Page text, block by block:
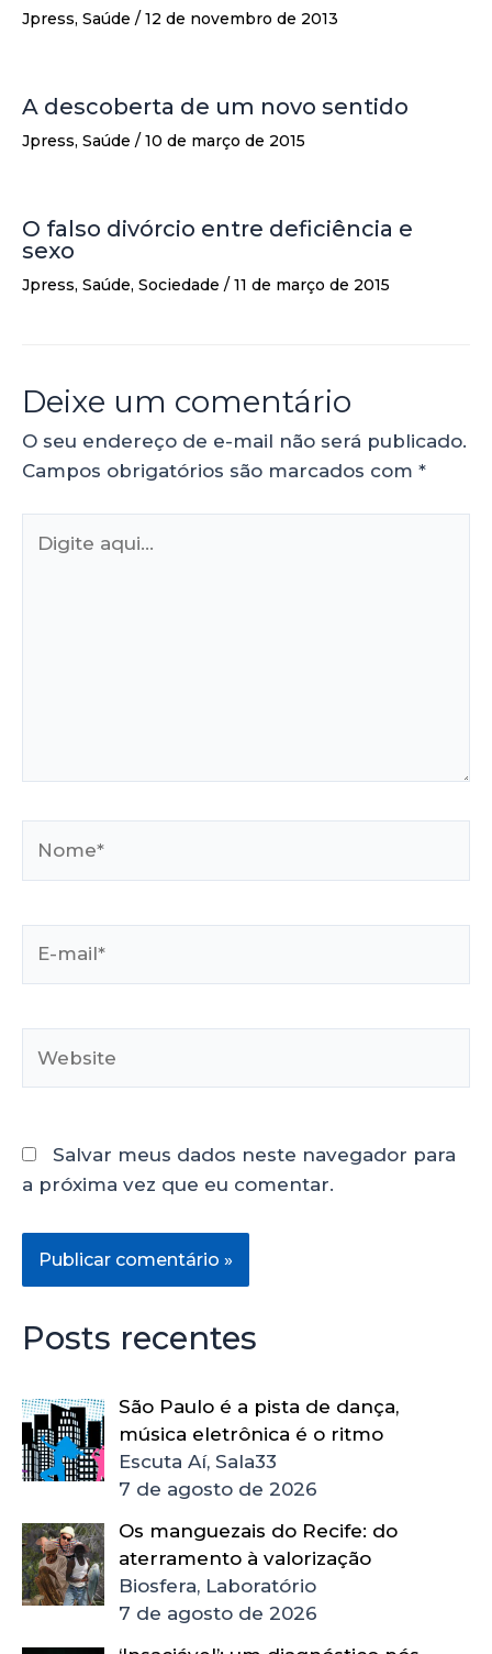
Jpress, Saúde / 12 de novembro de 2013
A descoberta de um novo sentido
Jpress, Saúde / 10 de março de 2015
O falso divórcio entre deficiência e
sexo
Jpress, Saúde, Sociedade / 11 de março de 2015
Deixe um comentário
O seu endereço de e-mail não será publicado.
Campos obrigatórios são marcados com *
Salvar meus dados neste navegador para
a próxima vez que eu comentar.
Posts recentes
São Paulo é a pista de dança,
música eletrônica é o ritmo
Escuta Aí, Sala33
7 de agosto de 2026
Os manguezais do Recife: do
aterramento à valorização
Biosfera, Laboratório
7 de agosto de 2026